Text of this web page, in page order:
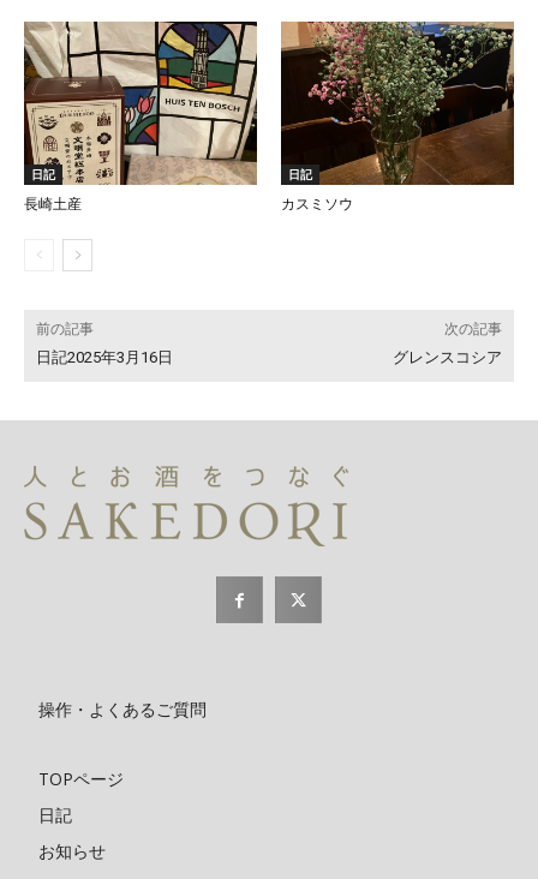
日記
長崎土産
日記
カスミソウ
前の記事
日記2025年3月16日
次の記事
グレンスコシア
操作・よくあるご質問
TOPページ
日記
お知らせ